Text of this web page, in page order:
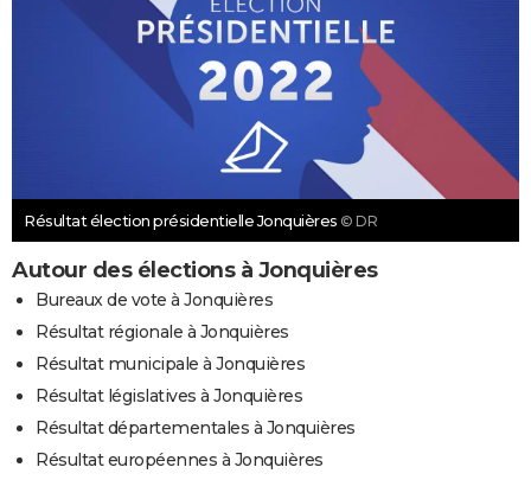
Résultat élection présidentielle Jonquières © DR
Autour des élections à Jonquières
Bureaux de vote à Jonquières
Résultat régionale à Jonquières
Résultat municipale à Jonquières
Résultat législatives à Jonquières
Résultat départementales à Jonquières
Résultat européennes à Jonquières